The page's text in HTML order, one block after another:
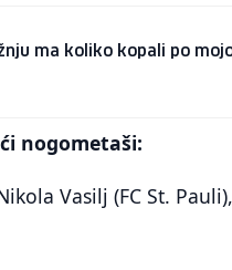
ma koliko kopali po
nogometaši:
Vasilj (FC St.